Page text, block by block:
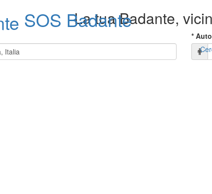
SOS Badante
La tua Badante,
*